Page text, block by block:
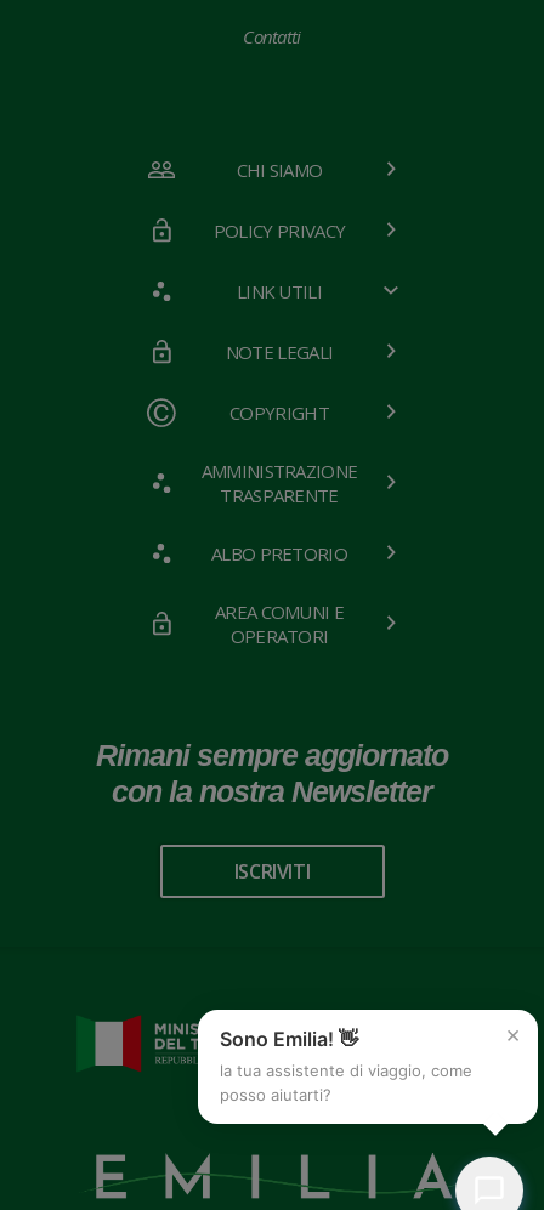
Contatti
CHI SIAMO
POLICY PRIVACY
LINK UTILI
NOTE LEGALI
COPYRIGHT
AMMINISTRAZIONE
TRASPARENTE
ALBO PRETORIO
AREA COMUNI E
OPERATORI
Rimani sempre aggiornato
con la nostra Newsletter
ISCRIVITI
×
Sono Emilia! 👋
la tua assistente di viaggio, come
posso aiutarti?